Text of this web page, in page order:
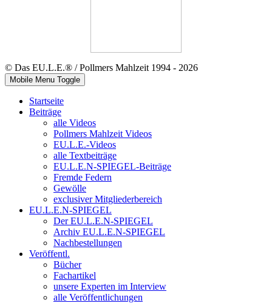
© Das EU.L.E.® / Pollmers Mahlzeit 1994 - 2026
Mobile Menu Toggle
Startseite
Beiträge
alle Videos
Pollmers Mahlzeit Videos
EU.L.E.-Videos
alle Textbeiträge
EU.L.E.N-SPIEGEL-Beiträge
Fremde Federn
Gewölle
exclusiver Mitgliederbereich
EU.L.E.N-SPIEGEL
Der EU.L.E.N-SPIEGEL
Archiv EU.L.E.N-SPIEGEL
Nachbestellungen
Veröffentl.
Bücher
Fachartikel
unsere Experten im Interview
alle Veröffentlichungen